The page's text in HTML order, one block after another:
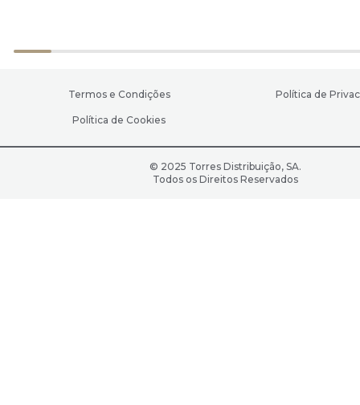
Termos e Condições Política de
Política de Cookies
© 2025 Torres Distribuição, SA.
Todos os Direitos Reservados